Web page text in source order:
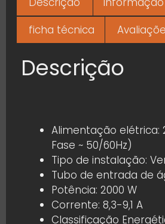
ficha técnica
Descrição
Alimentação elétrica:
Fase ~ 50/60Hz)
Tipo de instalação:
Tubo de entrada de
Potência: 2000 W
Corrente: 8,3-9,1 A
Classificação